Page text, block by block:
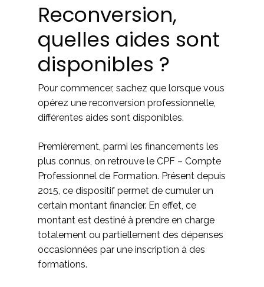
Reconversion,
quelles aides sont
disponibles ?
Pour commencer, sachez que lorsque vous
opérez une reconversion professionnelle,
différentes aides sont disponibles.
Premièrement, parmi les financements les
plus connus, on retrouve le CPF – Compte
Professionnel de Formation. Présent depuis
2015, ce dispositif permet de cumuler un
certain montant financier. En effet, ce
montant est destiné à prendre en charge
totalement ou partiellement des dépenses
occasionnées par une inscription à des
formations.